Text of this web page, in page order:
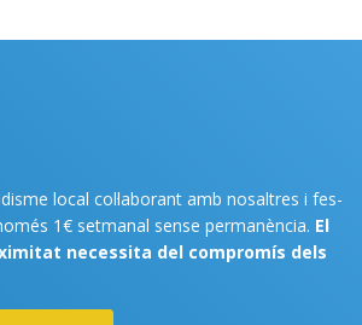
local col·laborant amb nosaltres i fes-
1€ setmanal sense permanència. El
necessita del compromís dels